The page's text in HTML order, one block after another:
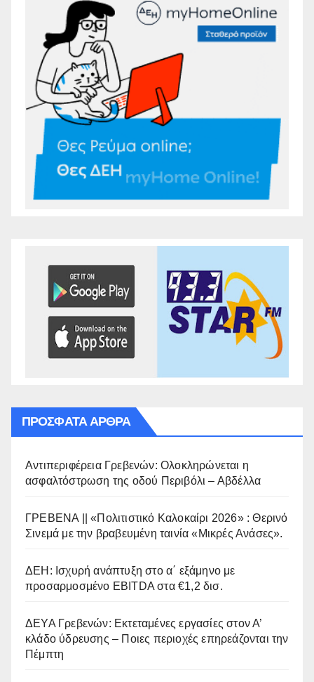
ΠΡΌΣΦΑΤΑ ΆΡΘΡΑ
Αντιπεριφέρεια Γρεβενών: Ολοκληρώνεται η
ασφαλτόστρωση της οδού Περιβόλι – Αβδέλλα
ΓΡΕΒΕΝΑ || «Πολιτιστικό Καλοκαίρι 2026» : Θερινό
Σινεμά με την βραβευμένη ταινία «Μικρές Ανάσες».
ΔΕΗ: Ισχυρή ανάπτυξη στο α΄ εξάμηνο με
προσαρμοσμένο EBITDA στα €1,2 δισ.
ΔΕΥΑ Γρεβενών: Εκτεταμένες εργασίες στον Α’
κλάδο ύδρευσης – Ποιες περιοχές επηρεάζονται την
Πέμπτη